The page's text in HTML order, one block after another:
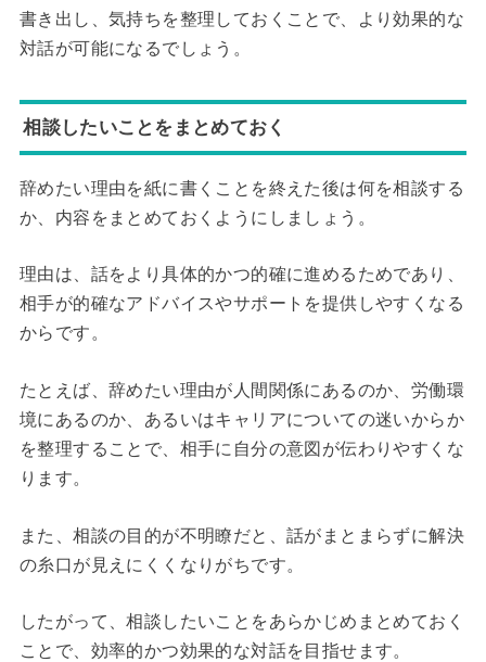
書き出し、気持ちを整理しておくことで、より効果的な
対話が可能になるでしょう。
相談したいことをまとめておく
辞めたい理由を紙に書くことを終えた後は何を相談する
か、内容をまとめておくようにしましょう。
理由は、話をより具体的かつ的確に進めるためであり、
相手が的確なアドバイスやサポートを提供しやすくなる
からです。
たとえば、辞めたい理由が人間関係にあるのか、労働環
境にあるのか、あるいはキャリアについての迷いからか
を整理することで、相手に自分の意図が伝わりやすくな
ります。
また、相談の目的が不明瞭だと、話がまとまらずに解決
の糸口が見えにくくなりがちです。
したがって、相談したいことをあらかじめまとめておく
ことで、効率的かつ効果的な対話を目指せます。